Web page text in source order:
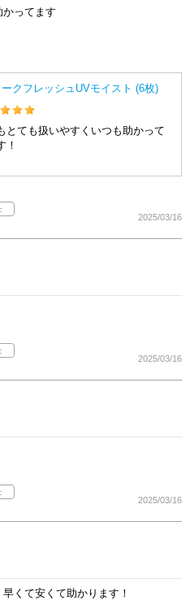
ってます
ークフレッシュUVモイスト (6枚)
とても扱いやすくいつも助かって
！
2025/03/16
2025/03/16
2025/03/16
くて安くて助かります！